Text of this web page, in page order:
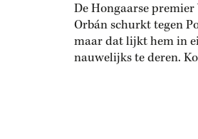
De Hongaarse
Orbán schurkt tegen
maar dat lijkt hem in
nauwelijks te deren.